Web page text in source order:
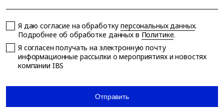
Я даю согласие на обработкуперсональных данных.
Подробнее об обработке данных в Политике.
Я согласен получать на электронную почту
информационные рассылки о мероприятиях и новостях
компании IBS
Отправить